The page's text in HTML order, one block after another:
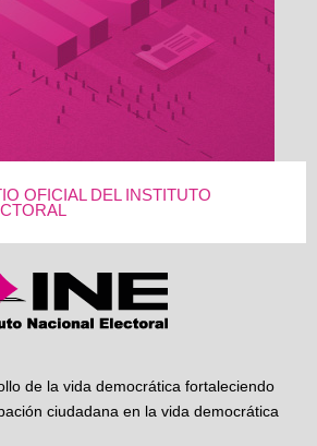
OFICIAL DEL INSTITUTO
de la vida democrática fortaleciendo
ciudadana en la vida democrática